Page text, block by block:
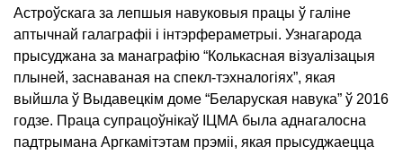
Астроўскага за лепшыя навуковыя працы ў галіне
аптычнай галаграфіі і інтэрфераметрыі. Узнагарода
прысуджана за манаграфію “Колькасная візуалізацыя
плыней, заснаваная на спекл-тэхналогіях”, якая
выйшла ў Выдавецкім доме “Беларуская навука” ў 2016
годзе. Праца супрацоўнікаў ІЦМА была аднагалосна
падтрымана Аргкамітэтам прэміі, якая прысуджаецца